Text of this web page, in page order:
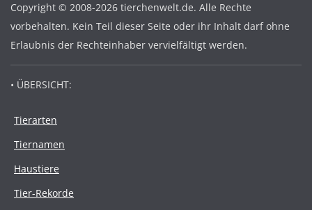
Copyright © 2008-2026 tierchenwelt.de. Alle Rechte
vorbehalten. Kein Teil dieser Seite oder ihr Inhalt darf ohne
Erlaubnis der Rechteinhaber vervielfältigt werden.
• ÜBERSICHT:
Tierarten
Tiernamen
Haustiere
Tier-Rekorde